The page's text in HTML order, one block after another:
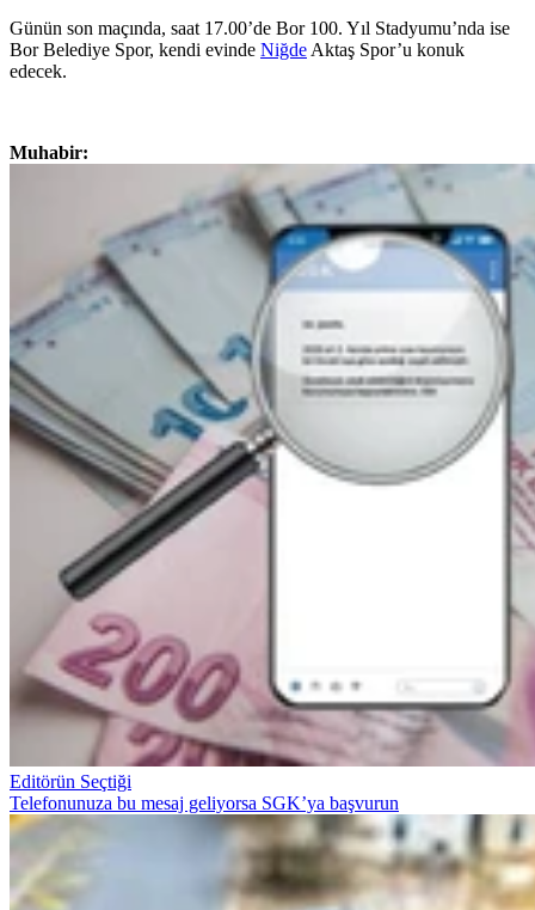
Günün son maçında, saat 17.00’de Bor 100. Yıl Stadyumu’nda ise
Bor Belediye Spor, kendi evinde NiğdeAktaş Spor’u konuk
edecek.
Muhabir:
Editörün Seçtiği
Telefonunuza bu mesaj geliyorsa SGK’ya başvurun